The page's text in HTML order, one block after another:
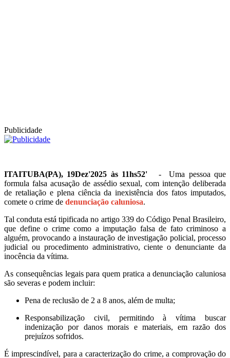
Publicidade
ITAITUBA(PA), 19Dez'2025 às 11hs52'
- Uma pessoa que
formula falsa acusação de assédio sexual, com intenção deliberada
de retaliação e plena ciência da inexistência dos fatos imputados,
comete o crime de denunciação caluniosa.
Tal conduta está tipificada no artigo 339 do Código Penal Brasileiro,
que define o crime como a imputação falsa de fato criminoso a
alguém, provocando a instauração de investigação policial, processo
judicial ou procedimento administrativo, ciente o denunciante da
inocência da vítima.
As consequências legais para quem pratica a denunciação caluniosa
são severas e podem incluir:
Pena de reclusão de 2 a 8 anos, além de multa;
Responsabilização civil, permitindo à vítima buscar
indenização por danos morais e materiais, em razão dos
prejuízos sofridos.
É imprescindível, para a caracterização do crime, a comprovação do